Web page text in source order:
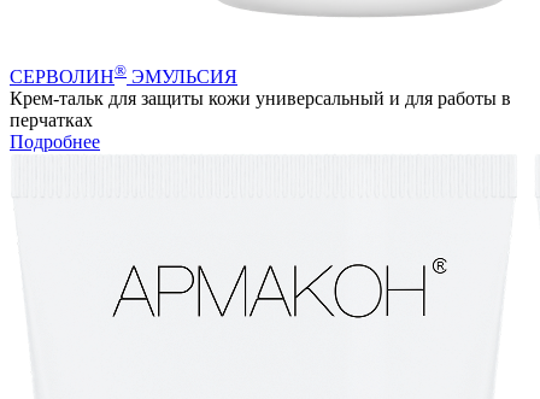
СЕРВОЛИН® ЭМУЛЬСИЯ
Крем-тальк для защиты кожи универсальный и для работы в
перчатках
Подробнее